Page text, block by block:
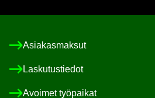
Asia­kas­mak­sut
Las­ku­tus­tie­dot
Avoi­met työ­pai­kat